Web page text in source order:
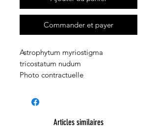
Commander et payer
Astrophytum myriostigma
tricostatum nudum
Photo contractuelle
Articles similaires